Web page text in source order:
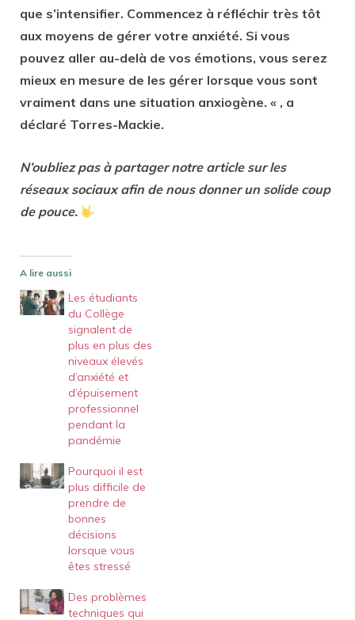
que s’intensifier. Commencez à réfléchir très tôt
aux moyens de gérer votre anxiété. Si vous
pouvez aller au-delà de vos émotions, vous serez
mieux en mesure de les gérer lorsque vous sont
vraiment dans une situation anxiogène. « , a
déclaré Torres-Mackie.
N’oubliez pas à partager notre article sur les
réseaux sociaux afin de nous donner un solide coup
de pouce.
A lire aussi
Les étudiants
du Collège
signalent de
plus en plus des
niveaux élevés
d’anxiété et
d’épuisement
professionnel
pendant la
pandémie
Pourquoi il est
plus difficile de
prendre de
bonnes
décisions
lorsque vous
êtes stressé
Des problèmes
techniques qui